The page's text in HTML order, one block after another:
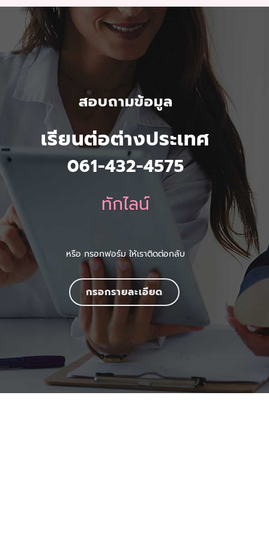
สอบถามข้อมูล
เรียนต่อต่างประเทศ
061-432-4575
ทักไลน์
หรือ กรอกฟอร์ม ให้เราติดต่อกลับ
กรอกรายละเอียด